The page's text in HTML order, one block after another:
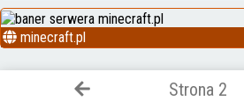
minecraft.pl
Strona 2